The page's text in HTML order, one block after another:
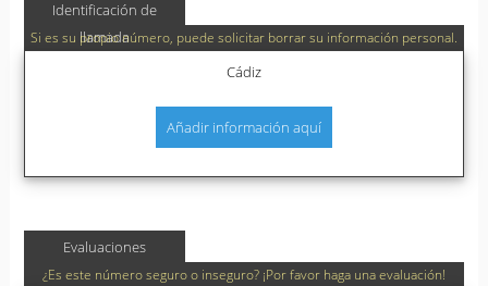
Identificación de
llamada
Si es su propio número, puede solicitar borrar su información personal.
Cádiz
Añadir información aquí
Evaluaciones
¿Es este número seguro o inseguro? ¡Por favor haga una evaluación!